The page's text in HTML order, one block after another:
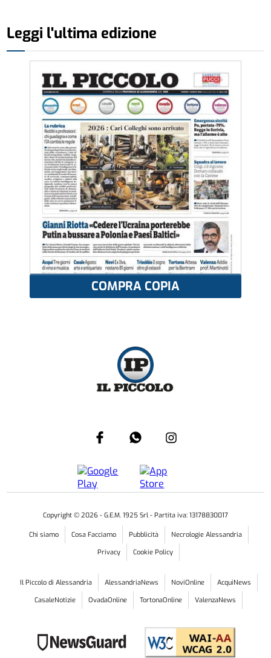
Leggi l'ultima edizione
COMPRA COPIA
Copyright © 2026 - G.E.M. 1925 Srl - Partita iva: 13178830017
Chi siamo Cosa Facciamo Pubblicità
Necrologie Alessandria
Privacy
Cookie Policy
Il Piccolo di Alessandria AlessandriaNews NoviOnline
AcquiNews
CasaleNotizie
OvadaOnline TortonaOnline ValenzaNews